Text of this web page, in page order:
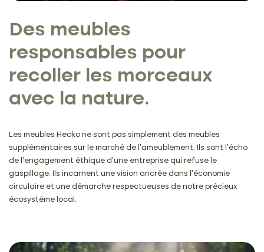
Des meubles
responsables pour
recoller les morceaux
avec la nature.
Les meubles Hecko ne sont pas simplement des meubles
supplémentaires sur le marché de l’ameublement. Ils sont l’écho
de l’engagement éthique d’une entreprise qui refuse le
gaspillage. Ils incarnent une vision ancrée dans l’économie
circulaire et une démarche respectueuses de notre précieux
écosystème local.